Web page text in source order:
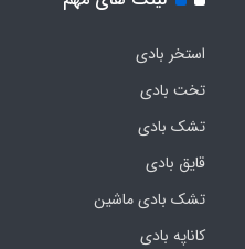
استخر بادی
تخت بادی
تشک بادی
قایق بادی
تشک بادی ماشین
کاناپه بادی